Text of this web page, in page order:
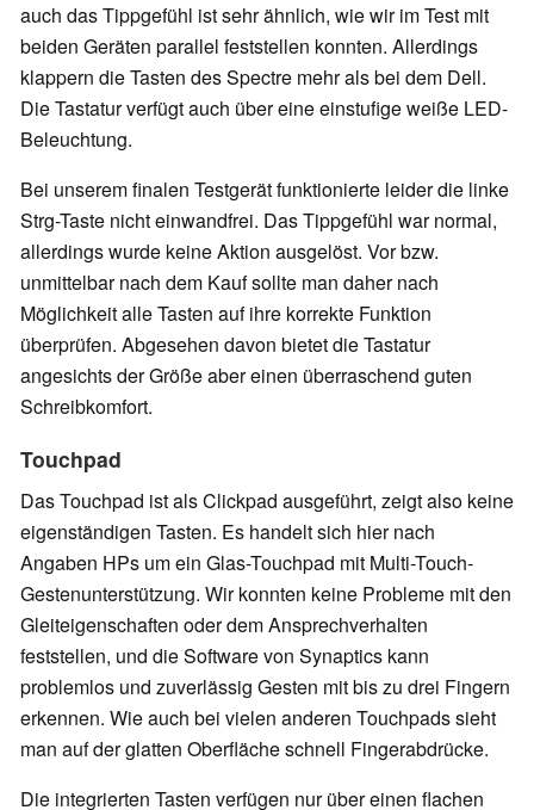
auch das Tippgefühl ist sehr ähnlich, wie wir im Test mit
beiden Geräten parallel feststellen konnten. Allerdings
klappern die Tasten des Spectre mehr als bei dem Dell.
Die Tastatur verfügt auch über eine einstufige weiße LED-
Beleuchtung.
Bei unserem finalen Testgerät funktionierte leider die linke
Strg-Taste nicht einwandfrei. Das Tippgefühl war normal,
allerdings wurde keine Aktion ausgelöst. Vor bzw.
unmittelbar nach dem Kauf sollte man daher nach
Möglichkeit alle Tasten auf ihre korrekte Funktion
überprüfen. Abgesehen davon bietet die Tastatur
angesichts der Größe aber einen überraschend guten
Schreibkomfort.
Touchpad
Das Touchpad ist als Clickpad ausgeführt, zeigt also keine
eigenständigen Tasten. Es handelt sich hier nach
Angaben HPs um ein Glas-Touchpad mit Multi-Touch-
Gestenunterstützung. Wir konnten keine Probleme mit den
Gleiteigenschaften oder dem Ansprechverhalten
feststellen, und die Software von Synaptics kann
problemlos und zuverlässig Gesten mit bis zu drei Fingern
erkennen. Wie auch bei vielen anderen Touchpads sieht
man auf der glatten Oberfläche schnell Fingerabdrücke.
Die integrierten Tasten verfügen nur über einen flachen